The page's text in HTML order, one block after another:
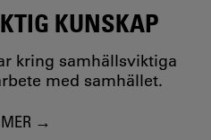
KUNSKAP
kring samhällsviktiga
med samhället.